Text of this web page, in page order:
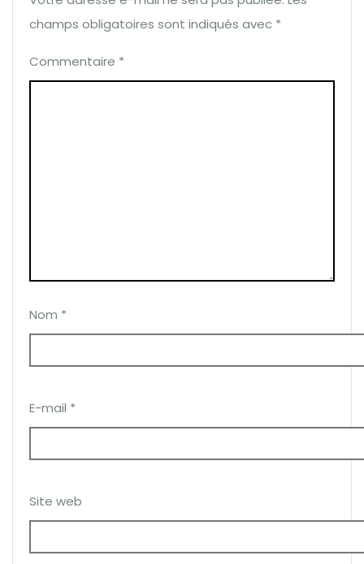
champs obligatoires sont indiqués avec *
Commentaire *
Nom *
E-mail *
Site web